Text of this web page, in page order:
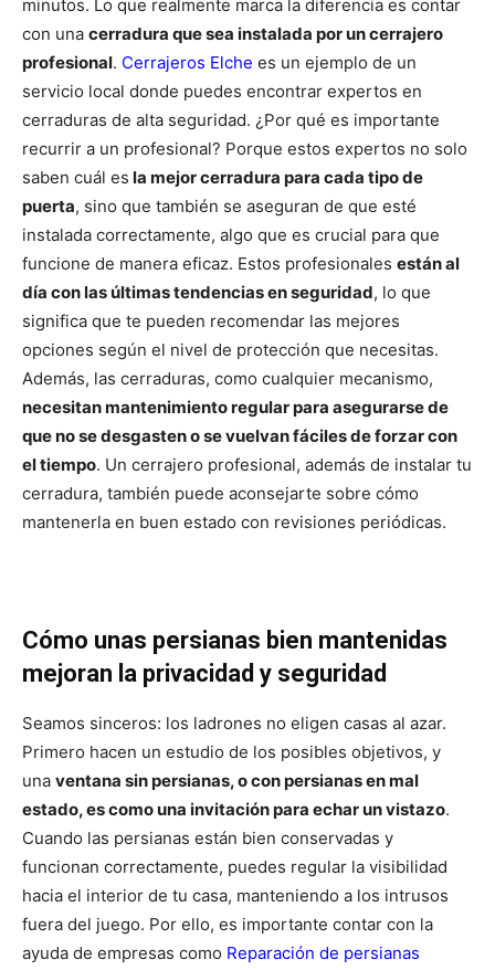
minutos. Lo que realmente marca la diferencia es contar
con una cerradura que sea instalada por un cerrajero
profesional. Cerrajeros Elche es un ejemplo de un
servicio local donde puedes encontrar expertos en
cerraduras de alta seguridad. ¿Por qué es importante
recurrir a un profesional? Porque estos expertos no solo
saben cuál es la mejor cerradura para cada tipo de
puerta, sino que también se aseguran de que esté
instalada correctamente, algo que es crucial para que
funcione de manera eficaz. Estos profesionales están al
día con las últimas tendencias en seguridad, lo que
significa que te pueden recomendar las mejores
opciones según el nivel de protección que necesitas.
Además, las cerraduras, como cualquier mecanismo,
necesitan mantenimiento regular para asegurarse de
que no se desgasten o se vuelvan fáciles de forzar con
el tiempo. Un cerrajero profesional, además de instalar tu
cerradura, también puede aconsejarte sobre cómo
mantenerla en buen estado con revisiones periódicas.
Cómo unas persianas bien mantenidas
mejoran la privacidad y seguridad
Seamos sinceros: los ladrones no eligen casas al azar.
Primero hacen un estudio de los posibles objetivos, y
una ventana sin persianas, o con persianas en mal
estado, es como una invitación para echar un vistazo.
Cuando las persianas están bien conservadas y
funcionan correctamente, puedes regular la visibilidad
hacia el interior de tu casa, manteniendo a los intrusos
fuera del juego. Por ello, es importante contar con la
ayuda de empresas como Reparación de persianas